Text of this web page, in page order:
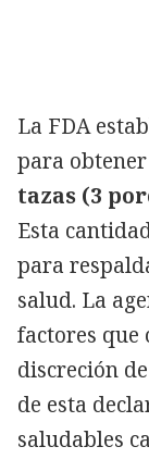
La FDA
para
tazas (3
Esta
para
salud. La
factores que
discreción
de esta
saludables